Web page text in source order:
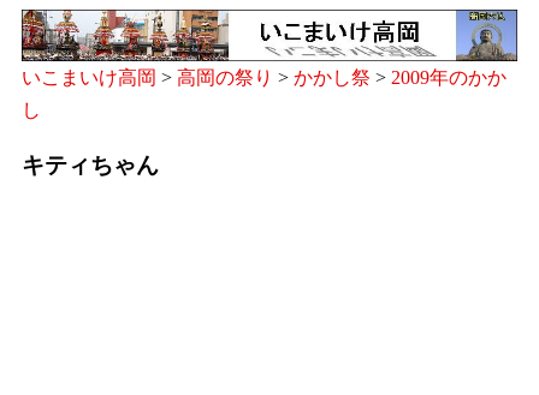
いこまいけ高岡 > 高岡の祭り > かかし祭 > 2009年のかか
し
キティちゃん